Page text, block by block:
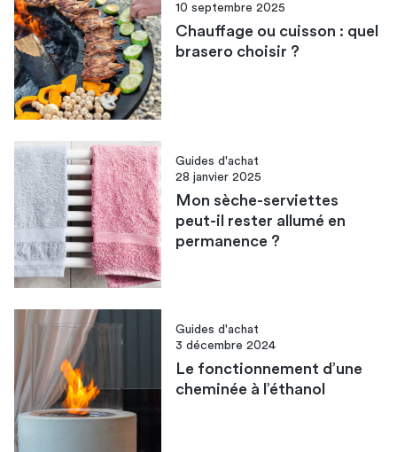
10 septembre 2025
Chauffage ou cuisson : quel
brasero choisir​ ?
Guides d'achat
28 janvier 2025
Mon sèche-serviettes
peut-il rester allumé en
permanence ?
Guides d'achat
3 décembre 2024
Le fonctionnement d’une
cheminée à l’éthanol